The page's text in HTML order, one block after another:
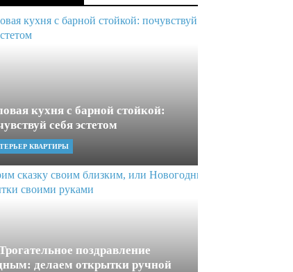
кухня с барной стойкой:
себя эстетом
КВАРТИРЫ
поздравление
делаем открытки ручной